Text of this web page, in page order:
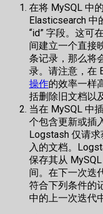
在将 MySQL 中
Elasticsearch 中
“id” 字段。这可
间建立一个直接
条记录，那么将
录。请注意，在
操作的效率一样
括删除旧文档以
当在 MySQL 中
个包含更新或插
Logstash 仅请
入的文档。
保存其从
间。在下一次迭
符合下列条件的
中的上一次迭代